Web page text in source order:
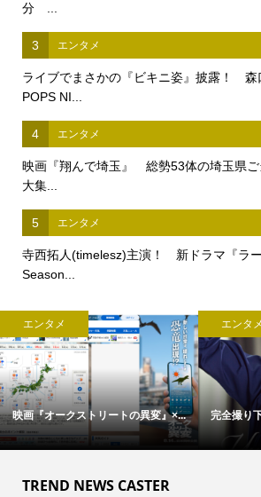
分 ...
3 エンタメ
ライブでまさかの『ビキニ姿』披露！ 森
POPS NI...
4 エンタメ
映画『翔んで埼玉』 総勢53体の埼玉県ご
大集...
5 エンタメ
寺西拓人(timelesz)主演！ 新ドラマ『ラ
Season...
エンタメ
映画『オークストリートの異変』×...
エンタメ
完全撮り
TREND NEWS CASTER